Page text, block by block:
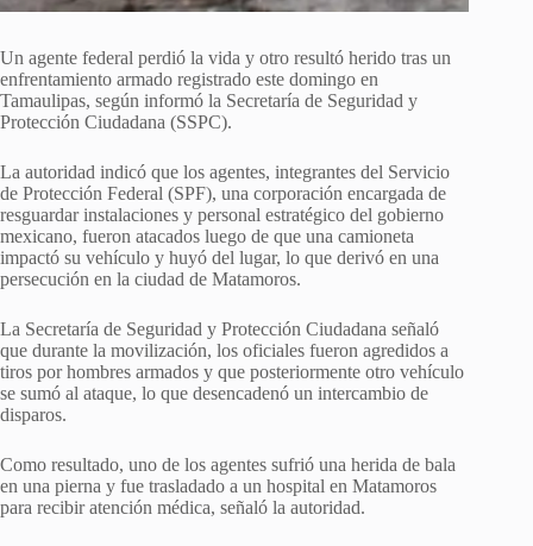
Un agente federal perdió la vida y otro resultó herido tras un
enfrentamiento armado registrado este domingo en
Tamaulipas, según informó la Secretaría de Seguridad y
Protección Ciudadana (SSPC).
La autoridad indicó que los agentes, integrantes del Servicio
de Protección Federal (SPF), una corporación encargada de
resguardar instalaciones y personal estratégico del gobierno
mexicano, fueron atacados luego de que una camioneta
impactó su vehículo y huyó del lugar, lo que derivó en una
persecución en la ciudad de Matamoros.
La Secretaría de Seguridad y Protección Ciudadana señaló
que durante la movilización, los oficiales fueron agredidos a
tiros por hombres armados y que posteriormente otro vehículo
se sumó al ataque, lo que desencadenó un intercambio de
disparos.
Como resultado, uno de los agentes sufrió una herida de bala
en una pierna y fue trasladado a un hospital en Matamoros
para recibir atención médica, señaló la autoridad.